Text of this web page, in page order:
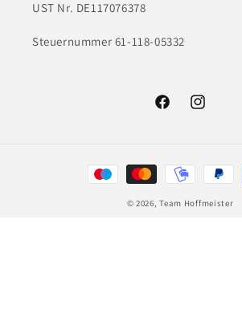
UST Nr. DE117076378
Steuernummer 61-118-05332
FacebookInstagram
Zahlungsmethoden
© 2026,Team Hoffmeister